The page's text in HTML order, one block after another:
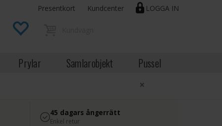
LOGGA IN
Presentkort Kundcenter
Prylar Samlarobjekt Pussel
×
45 dagars ångerrätt
Enkel retur